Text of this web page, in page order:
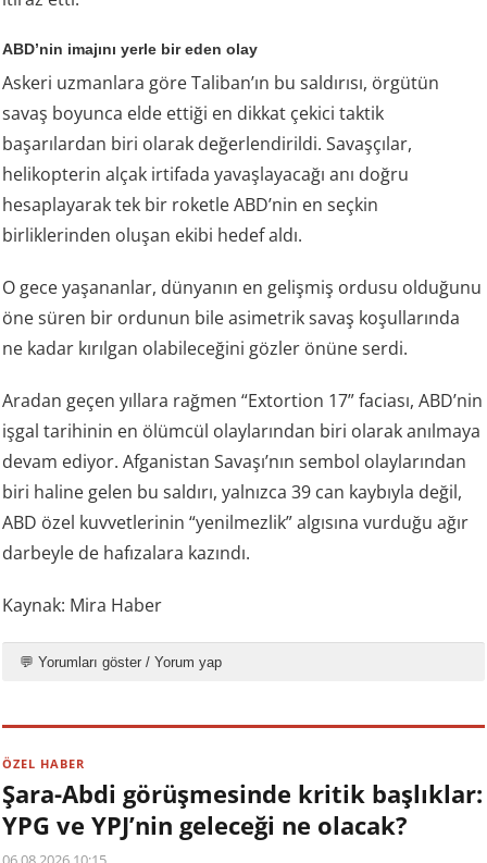
ABD’nin imajını yerle bir eden olay
Askeri uzmanlara göre Taliban’ın bu saldırısı, örgütün
savaş boyunca elde ettiği en dikkat çekici taktik
başarılardan biri olarak değerlendirildi. Savaşçılar,
helikopterin alçak irtifada yavaşlayacağı anı doğru
hesaplayarak tek bir roketle ABD’nin en seçkin
birliklerinden oluşan ekibi hedef aldı.
O gece yaşananlar, dünyanın en gelişmiş ordusu olduğunu
öne süren bir ordunun bile asimetrik savaş koşullarında
ne kadar kırılgan olabileceğini gözler önüne serdi.
Aradan geçen yıllara rağmen “Extortion 17” faciası, ABD’nin
işgal tarihinin en ölümcül olaylarından biri olarak anılmaya
devam ediyor. Afganistan Savaşı’nın sembol olaylarından
biri haline gelen bu saldırı, yalnızca 39 can kaybıyla değil,
ABD özel kuvvetlerinin “yenilmezlik” algısına vurduğu ağır
darbeyle de hafızalara kazındı.
Kaynak: Mira Haber
💬 Yorumları göster / Yorum yap
ÖZEL HABER
Şara-Abdi görüşmesinde kritik başlıklar:
YPG ve YPJ’nin geleceği ne olacak?